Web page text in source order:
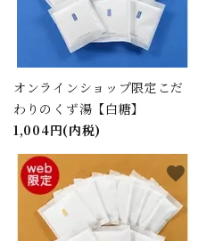
オンラインショップ限定こだ
わりのくず湯【白糖】
1,004円(内税)
favorite